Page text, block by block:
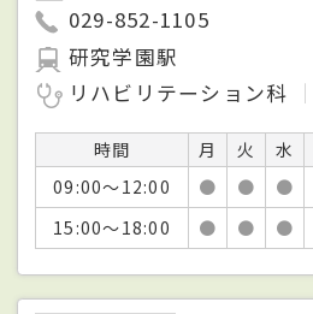
029-852-1105
研究学園駅
リハビリテーション科
時間 月 火 水
09:00～12:00
● ● ●
15:00～18:00
● ● ●